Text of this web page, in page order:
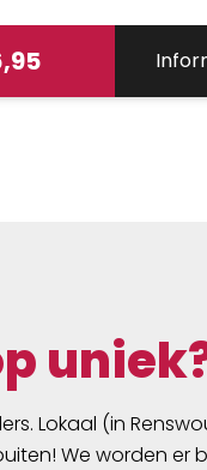
Lokaal (in
We worden er